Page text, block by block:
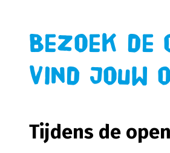
Bezoek de
vind jouw
Tijdens de